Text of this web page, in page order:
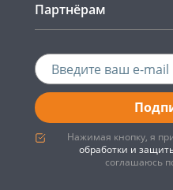
Партнёрам
Нажимая кнопку, я
обработки и
соглашаюсь